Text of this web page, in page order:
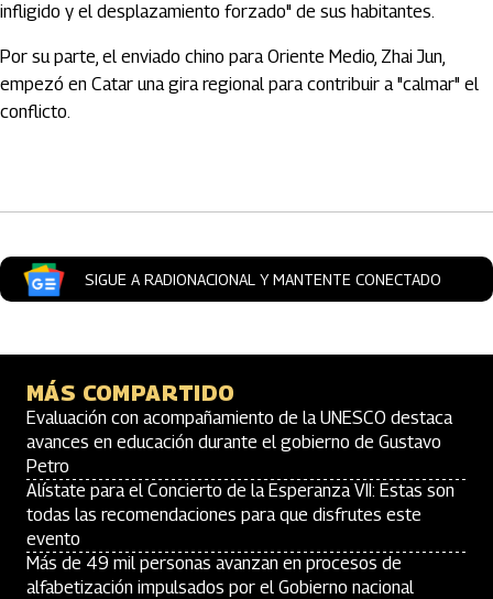
infligido y el desplazamiento forzado" de sus habitantes.
Por su parte, el enviado chino para Oriente Medio, Zhai Jun,
empezó en Catar una gira regional para contribuir a "calmar" el
conflicto.
SIGUE A RADIONACIONAL Y MANTENTE CONECTADO
MÁS COMPARTIDO
Evaluación con acompañamiento de la UNESCO destaca
avances en educación durante el gobierno de Gustavo
Petro
Alístate para el Concierto de la Esperanza VII: Estas son
todas las recomendaciones para que disfrutes este
evento
Más de 49 mil personas avanzan en procesos de
alfabetización impulsados por el Gobierno nacional